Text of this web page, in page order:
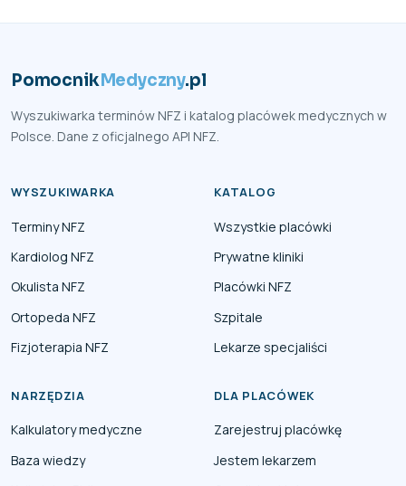
PomocnikMedyczny.pl
Wyszukiwarka terminów NFZ i katalog placówek medycznych w
Polsce. Dane z oficjalnego API NFZ.
WYSZUKIWARKA
Terminy NFZ
Kardiolog NFZ
Okulista NFZ
Ortopeda NFZ
Fizjoterapia NFZ
KATALOG
Wszystkie placówki
Prywatne kliniki
Placówki NFZ
Szpitale
Lekarze specjaliści
NARZĘDZIA
Kalkulatory medyczne
Baza wiedzy
DLA PLACÓWEK
Zarejestruj placówkę
Jestem lekarzem